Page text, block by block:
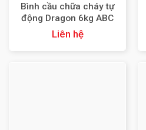
Bình cầu chữa cháy tự
động Dragon 6kg ABC
Liên hệ